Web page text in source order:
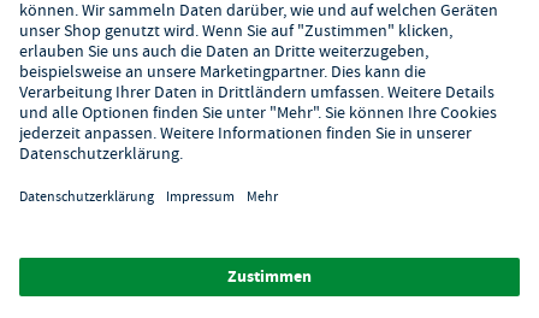
© 2026 GastroHero - Gastronomiebedarf -